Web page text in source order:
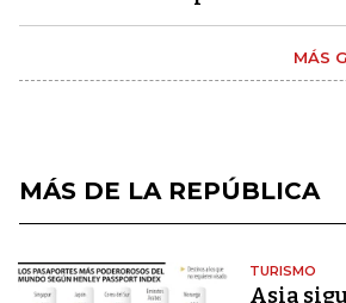
MÁS
MÁS DE LA REPÚBLICA
TURISMO
Asia